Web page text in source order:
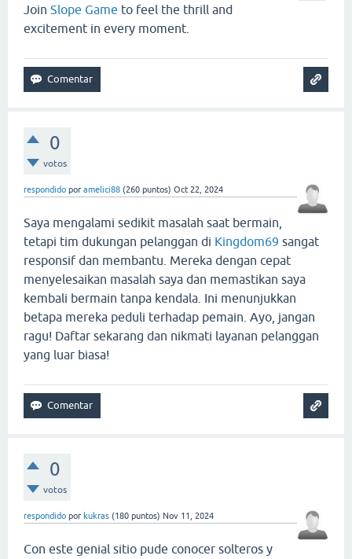
Join Slope Game to feel the thrill and
excitement in every moment.
0
votos
respondido por amelici88 (260 puntos) Oct 22, 2024
Saya mengalami sedikit masalah saat bermain,
tetapi tim dukungan pelanggan di Kingdom69 sangat
responsif dan membantu. Mereka dengan cepat
menyelesaikan masalah saya dan memastikan saya
kembali bermain tanpa kendala. Ini menunjukkan
betapa mereka peduli terhadap pemain. Ayo, jangan
ragu! Daftar sekarang dan nikmati layanan pelanggan
yang luar biasa!
0
votos
respondido por kukras (180 puntos) Nov 11, 2024
Con este genial sitio pude conocer solteros y